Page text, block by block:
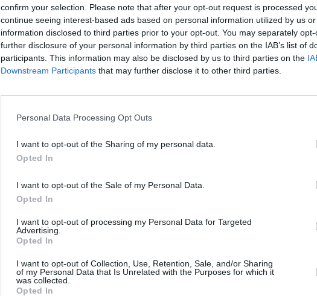
confirm your selection. Please note that after your opt-out request is processed
continue seeing interest-based ads based on personal information utilized by us
information disclosed to third parties prior to your opt-out. You may separately
further disclosure of your personal information by third parties on the IAB’s list of
participants. This information may also be disclosed by us to third parties on the
Downstream Participants that may further disclose it to other third parties.
Personal Data Processing Opt Outs
I want to opt-out of the Sharing of my personal data.
Opted In
I want to opt-out of the Sale of my Personal Data.
Opted In
I want to opt-out of processing my Personal Data for Targeted
Advertising.
Opted In
I want to opt-out of Collection, Use, Retention, Sale, and/or Sharing
of my Personal Data that Is Unrelated with the Purposes for which it
was collected.
Opted In
ένα τμήμα του βρισκόταν ακριβώς πάνω...